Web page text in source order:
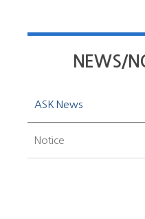
NEWS/
ASK News
Notice